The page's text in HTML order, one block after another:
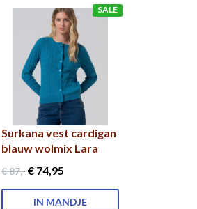
SALE
Surkana vest cardigan
blauw wolmix Lara
€ 87,-€ 74,95
IN MANDJE